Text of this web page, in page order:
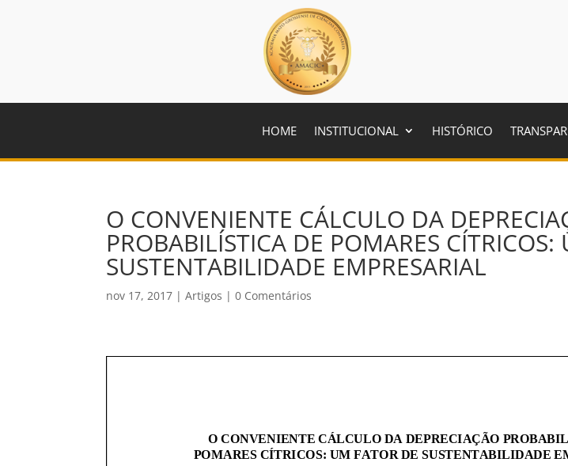
HOME INSTITUCIONAL HISTÓRICO
O CONVENIENTE CÁLCULO DA
PROBABILÍSTICA DE POMARES CÍTRICOS:
SUSTENTABILIDADE EMPRESARIAL
nov 17, 2017 |Artigos |0 Comentários